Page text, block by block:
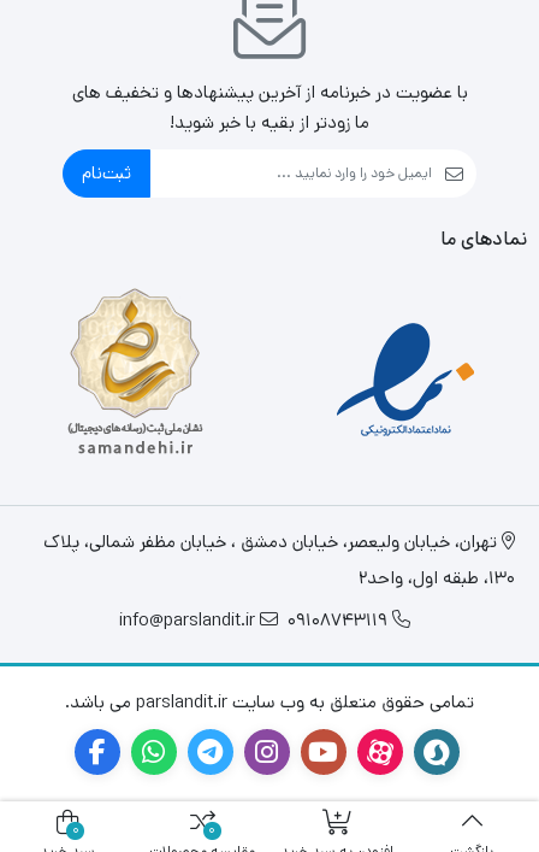
با عضویت در خبرنامه از آخرین پیشنهادها و تخفیف های
ما زودتر از بقیه با خبر شوید!
ثبت‌نام
نمادهای ما
تهران، خيابان وليعصر، خیابان دمشق ، خیابان مظفر شمالی، پلاک
130، طبقه اول، واحد2
09108743119
info@parslandit.ir
تمامی حقوق متعلق به وب سایت parslandit.ir می باشد.
0
0